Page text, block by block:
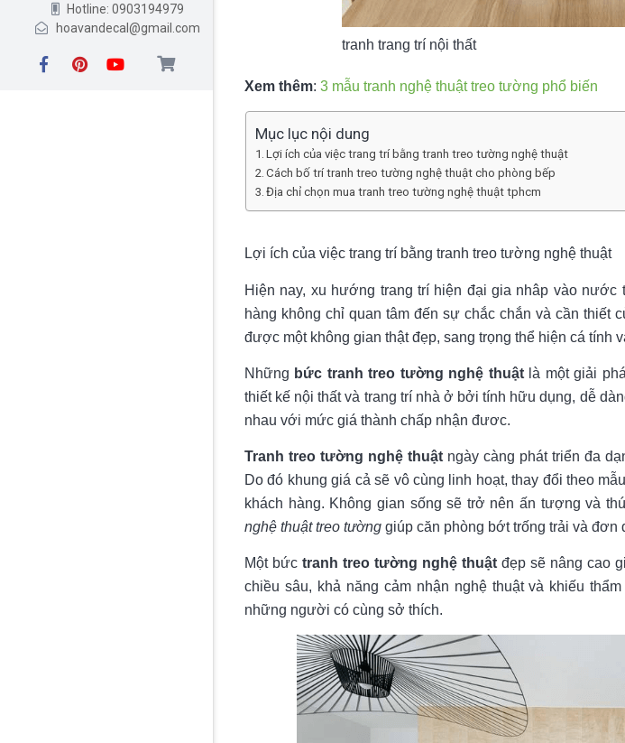
Hotline: 0903194979
hoavandecal@gmail.com
tranh trang trí nội thất
Xem thêm: 3 mẫu tranh nghệ thuật treo tường phổ biến
Mục lục nội dung
Lợi ích của việc trang trí bằng tranh treo tường nghệ thuật
Cách bố trí tranh treo tường nghệ thuật cho phòng bếp
Địa chỉ chọn mua tranh treo tường nghệ thuật tphcm
Lợi ích của việc trang trí bằng tranh treo tường nghệ thuật
Hiện nay, xu hướng trang trí hiện đại gia nhâp vào nước
hàng không chỉ quan tâm đến sự chắc chắn và cần thiết
được một không gian thật đẹp, sang trọng thể hiện cá tính
Những bức tranh treo tường nghệ thuậtlà một giải
thiết kế nội thất và trang trí nhà ở bởi tính hữu dụng, dễ
nhau với mức giá thành chấp nhận đươc.
Tranh treo tường nghệ thuật ngày càng phát triển đa
Do đó khung giá cả sẽ vô cùng linh hoạt, thay đổi theo
khách hàng. Không gian sống sẽ trở nên ấn tượng và
nghệ thuật treo tường giúp căn phòng bớt trống trải và đơn
Một bức tranh treo tường nghệ thuậtđẹp sẽ nâng cao
chiều sâu, khả năng cảm nhận nghệ thuật và khiếu
những người có cùng sở thích.